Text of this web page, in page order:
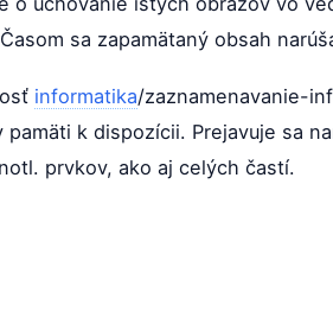
sa zapamätaný obsah
informatika/zaznamenavanie-
k dispozícii. Prejavuje sa
prvkov, ako aj celých častí.